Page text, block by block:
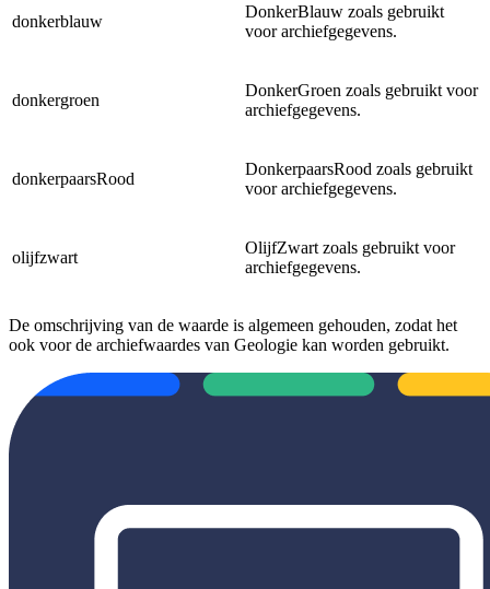
donkerblauw
DonkerBlauw zoals gebruikt
voor archiefgegevens.
donkergroen
DonkerGroen zoals gebruikt voor
archiefgegevens.
donkerpaarsRood
DonkerpaarsRood zoals gebruikt
voor archiefgegevens.
olijfzwart
OlijfZwart zoals gebruikt voor
archiefgegevens.
De omschrijving van de waarde is algemeen gehouden, zodat het
ook voor de archiefwaardes van Geologie kan worden gebruikt.